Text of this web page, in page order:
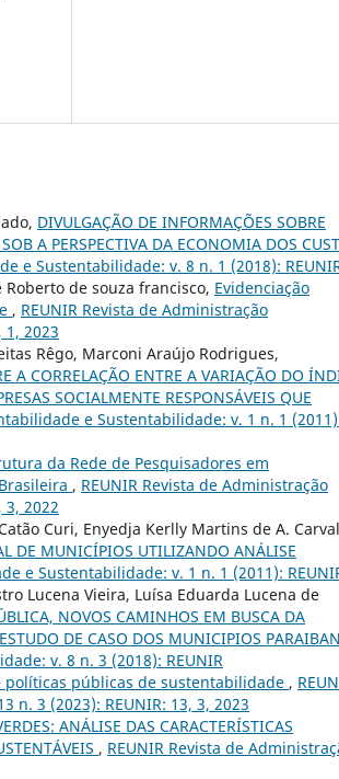
DIVULGAÇÃO DE INFORMAÇÕES SOBRE
A PERSPECTIVA DA ECONOMIA DOS
e Sustentabilidade: v. 8 n. 1 (2018):
Roberto de souza francisco, Evidenciação
, REUNIR Revista de Administração
2023
Rêgo, Marconi Araújo Rodrigues,
A CORRELAÇÃO ENTRE A VARIAÇÃO DO
SOCIALMENTE RESPONSÁVEIS QUE
e Sustentabilidade: v. 1 n. 1
da Rede de Pesquisadores em
, REUNIR Revista de Administração
2022
Curi, Enyedja Kerlly Martins de A.
DE MUNICÍPIOS UTILIZANDO ANÁLISE
e Sustentabilidade: v. 1 n. 1 (2011):
Lucena Vieira, Luísa Eduarda Lucena de
NOVOS CAMINHOS EM BUSCA DA
DE CASO DOS MUNICIPIOS
v. 8 n. 3 (2018): REUNIR
políticas públicas de sustentabilidade ,
n. 3 (2023): REUNIR: 13, 3, 2023
ANÁLISE DAS CARACTERÍSTICAS
, REUNIR Revista de